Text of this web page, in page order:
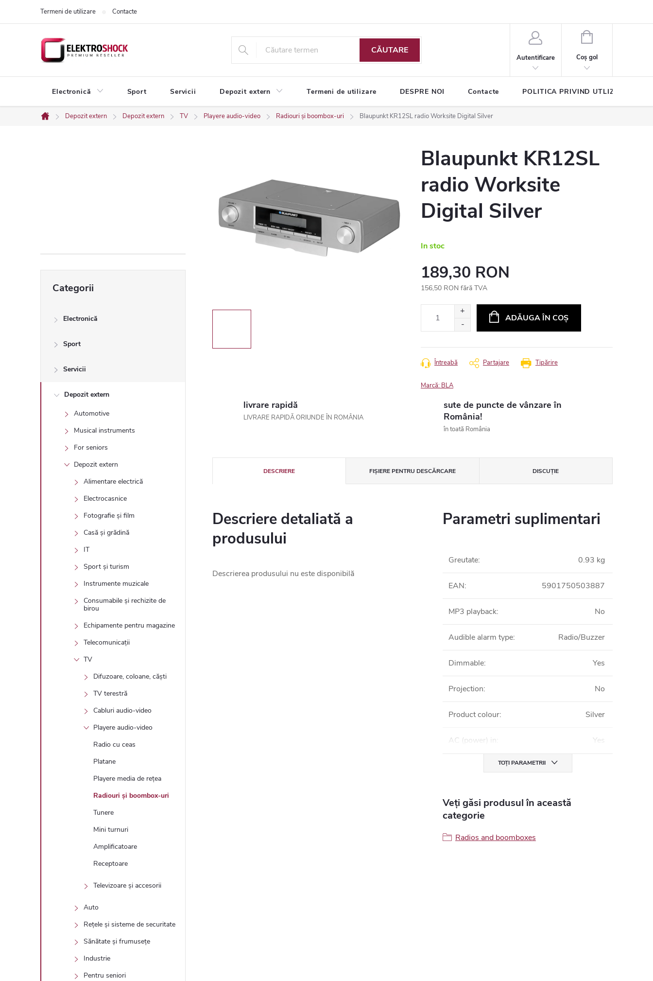
Termeni de utilizare Contacte
CĂUTARE
Autentificare
COŞ
CUMPĂRĂTURI
Coş gol
Electronică Sport Servicii Depozit extern Termeni de utilizare DESPRE NOI Contacte POLITICA PRIVIND UTLIZAREA
Acasă
Depozit extern Depozit extern TV Playere audio-video Radiouri și boombox-uri Blaupunkt KR12SL radio Worksite Digital Silver
l
a
a
pesteCategorii
Electronică
Sport
Servicii
Depozit extern
Automotive
Musical instruments
For seniors
Depozit extern
Alimentare electrică
Electrocasnice
Fotografie și film
Casă și grădină
IT
Sport și turism
Instrumente muzicale
Consumabile și rechizite de
birou
Echipamente pentru magazine
Telecomunicații
TV
Difuzoare, coloane, căști
TV terestră
Cabluri audio-video
Playere audio-video
Radio cu ceas
Platane
Playere media de rețea
Radiouri și boombox-uri
Tunere
Mini turnuri
Amplificatoare
Receptoare
Televizoare și accesorii
Auto
Rețele și sisteme de securitate
Sănătate și frumusețe
Industrie
Pentru seniori
Blaupunkt KR12SL
radio Worksite
Digital Silver
In stoc
189,30 RON
156,50 RON fără TVA
ADĂUGA ÎN COŞ
Tipărire
Întreabă Partajare
Marcă: BLA
livrare rapidă
LIVRARE RAPIDĂ ORIUNDE ÎN ROMÂNIA
sute de puncte de vânzare în
România!
în toată România
DESCRIERE FIȘIERE PENTRU DESCĂRCARE DISCUŢIE
Descriere detaliată a
produsului
Descrierea produsului nu este disponibilă
Parametri suplimentari
Greutate: 0.93 kg
EAN: 5901750503887
MP3 playback: No
Audible alarm type: Radio/Buzzer
Dimmable: Yes
Projection: No
Product colour: Silver
AC (power) in: Yes
TOȚI PARAMETRII
Veți găsi produsul în această
categorie
Radios and boomboxes